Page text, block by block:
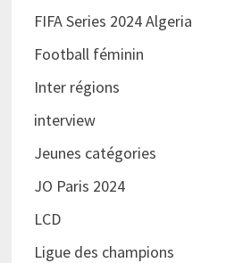
FIFA Series 2024 Algeria
Football féminin
Inter régions
interview
Jeunes catégories
JO Paris 2024
LCD
Ligue des champions